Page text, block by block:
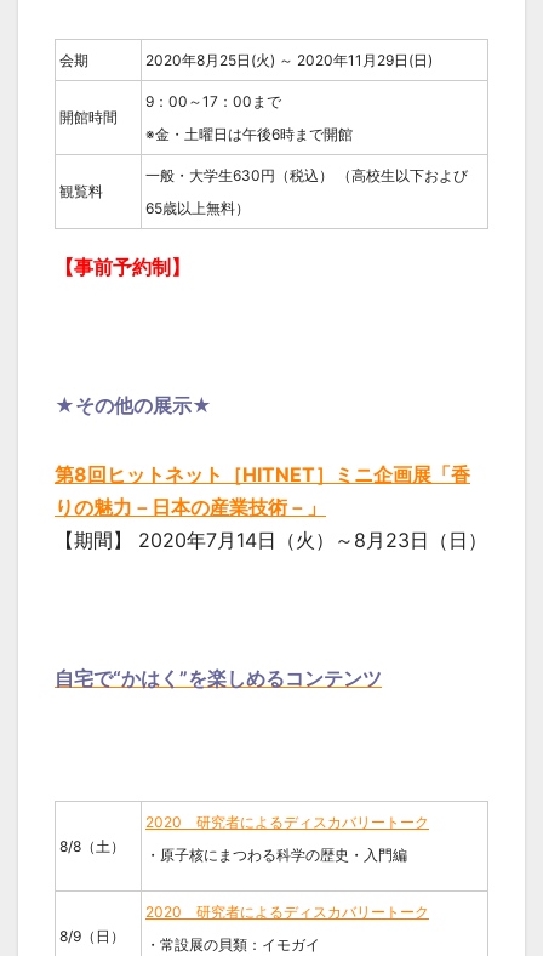
会期 2020年8月25日(火) ～ 2020年11月29日(日)
開館時間
9：00～17：00まで
※金・土曜日は午後6時まで開館
観覧料
一般・大学生630円（税込） （高校生以下および
65歳以上無料）
【事前予約制】
★その他の展示★
第8回ヒットネット［HITNET］ミニ企画展「香
りの魅力－日本の産業技術－」
【期間】 2020年7月14日（火）～8月23日（日）
自宅で“かはく”を楽しめるコンテンツ
8/8（土）
2020 研究者によるディスカバリートーク
・原子核にまつわる科学の歴史・入門編
8/9（日）
2020 研究者によるディスカバリートーク
・常設展の貝類：イモガイ